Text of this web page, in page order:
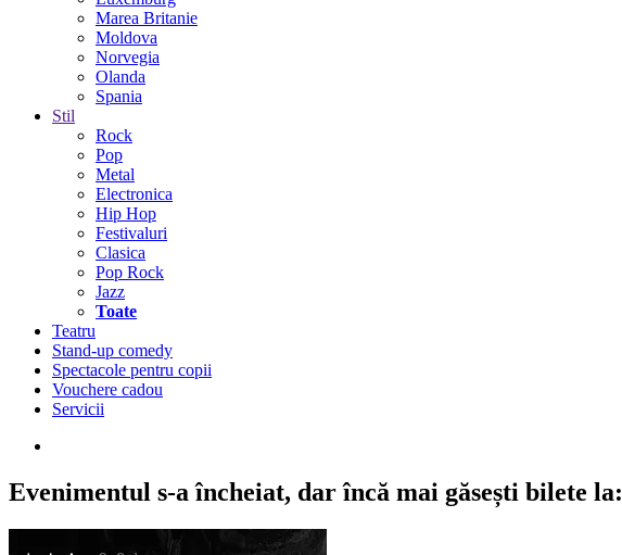
Marea Britanie
Moldova
Norvegia
Olanda
Spania
Stil
Rock
Pop
Metal
Electronica
Hip Hop
Festivaluri
Clasica
Pop Rock
Jazz
Toate
Teatru
Stand-up comedy
Spectacole pentru copii
Vouchere cadou
Servicii
Evenimentul s-a încheiat, dar încă mai găsești bilete la: